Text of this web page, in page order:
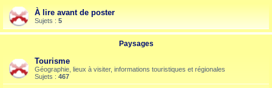
r
À lire avant de poster
Sujets : 5
Paysages
Tourisme
Géographie, lieux à visiter, informations touristiques et régionales
Sujets : 467